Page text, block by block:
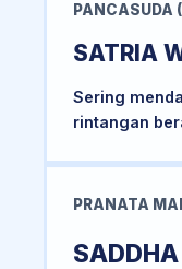
PANCASUDA
SATRIA
Sering
rintangan
PRANATA
SADDHA